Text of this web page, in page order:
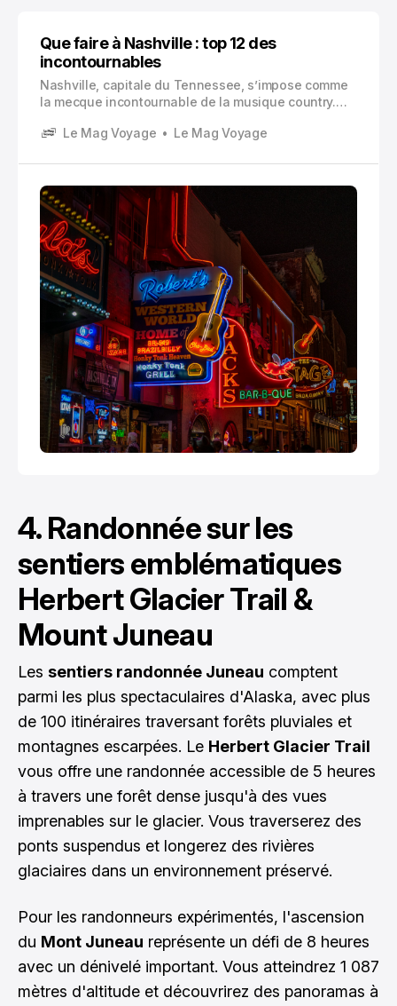
Que faire à Nashville : top 12 des
incontournables
Nashville, capitale du Tennessee, s’impose comme
la mecque incontournable de la musique country.
américaine et attire chaque année des millions de
unique.
Le Mag Voyage Le Mag Voyage
4. Randonnée sur les
sentiers emblématiques
Herbert Glacier Trail &
Mount Juneau
Les sentiers randonnée Juneau comptent
parmi les plus spectaculaires d'Alaska, avec plus
de 100 itinéraires traversant forêts pluviales et
montagnes escarpées. Le Herbert Glacier Trail
vous offre une randonnée accessible de 5 heures
à travers une forêt dense jusqu'à des vues
imprenables sur le glacier. Vous traverserez des
ponts suspendus et longerez des rivières
glaciaires dans un environnement préservé.
Pour les randonneurs expérimentés, l'ascension
du Mont Juneau représente un défi de 8 heures
avec un dénivelé important. Vous atteindrez 1 087
mètres d'altitude et découvrirez des panoramas à